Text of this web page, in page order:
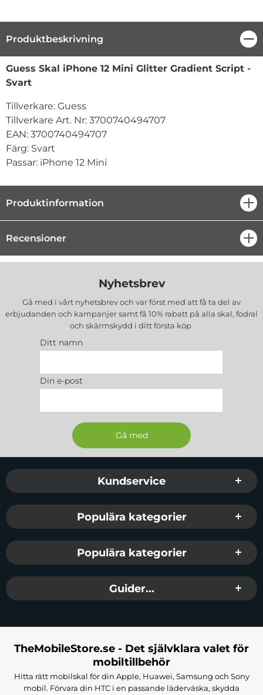
Produktbeskrivning
Produktbeskrivning
Guess Skal iPhone 12 Mini Glitter Gradient Script -
Svart
Tillverkare: Guess
Tillverkare Art. Nr: 3700740494707
EAN: 3700740494707
Färg: Svart
Passar: iPhone 12 Mini
Produktinformation
Recensioner
Nyhetsbrev
Gå med i vårt nyhetsbrev och var först med att få ta del av
erbjudanden och kampanjer samt få 10% rabatt på alla skal, fodral
och skärmskydd i ditt första köp.
Ditt namn
Din e-post
Sidfot Blandad info och länkar
Kundservice
Populära kategorier
Populära kategorier
Guider...
TheMobileStore.se - Det självklara valet för
mobiltillbehör
Hitta rätt mobilskal för din Apple, Huawei, Samsung och Sony
mobil. Förvara din HTC i en passande läderväska, skydda